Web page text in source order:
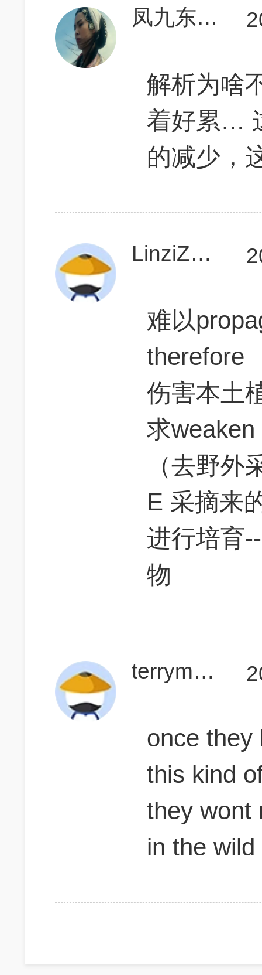
凤九东永翡
解析为啥
着好累…
的减少，
LinziZhang
难以
therefore
伤害本土
求weaken
（去野
E 采摘来
进行培育
物
terrymash
once they
this kind
they wont
in the wild